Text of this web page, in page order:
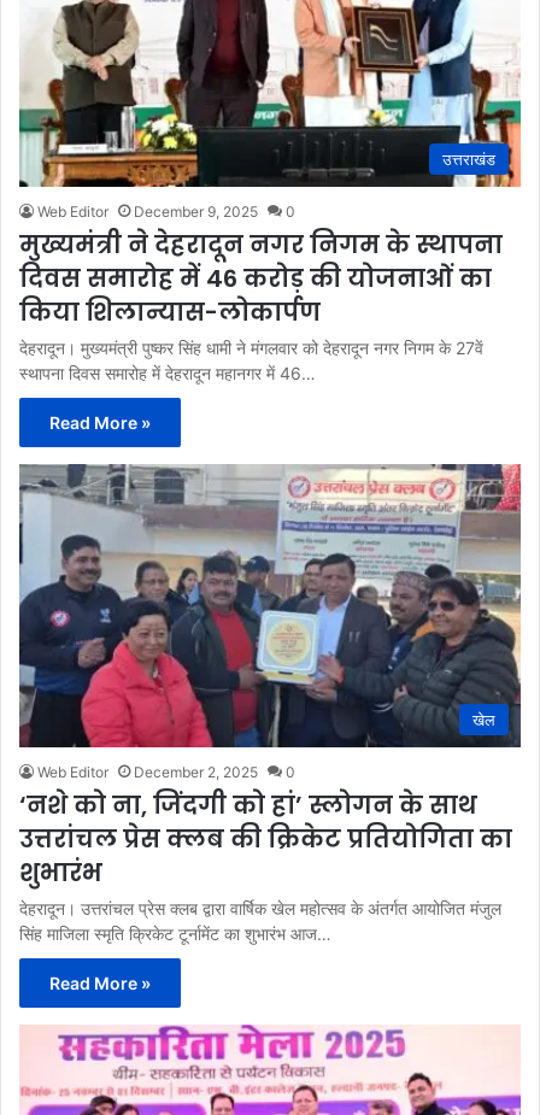
उत्तराखंड
Web Editor December 9, 2025 0
मुख्यमंत्री ने देहरादून नगर निगम के स्थापना
दिवस समारोह में 46 करोड़ की योजनाओं का
किया शिलान्यास-लोकार्पण
देहरादून। मुख्यमंत्री पुष्कर सिंह धामी ने मंगलवार को देहरादून नगर निगम के 27वें
स्थापना दिवस समारोह में देहरादून महानगर में 46…
Read More »
खेल
Web Editor December 2, 2025 0
‘नशे को ना, जिंदगी को हां’ स्लोगन के साथ
उत्तरांचल प्रेस क्लब की क्रिकेट प्रतियोगिता का
शुभारंभ
देहरादून। उत्तरांचल प्रेस क्लब द्वारा वार्षिक खेल महोत्सव के अंतर्गत आयोजित मंजुल
सिंह माजिला स्मृति क्रिकेट टूर्नामेंट का शुभारंभ आज…
Read More »